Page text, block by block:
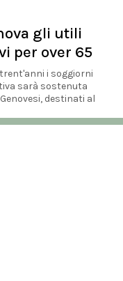
gli utili
per over 65
i soggiorni
sarà sostenuta
destinati al